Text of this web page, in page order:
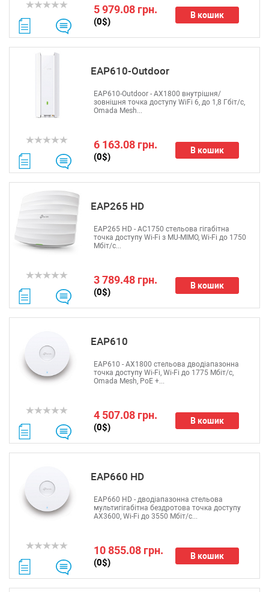
5 979.08 грн.
(0$)
В кошик
EAP610-Outdoor
6 163.08 грн.
(0$)
В кошик
EAP610-Outdoor - AX1800 внутрішня/
зовнішня точка доступу WiFi 6, до 1,8 Гбіт/с,
Omada Mesh...
EAP265 HD
3 789.48 грн.
(0$)
В кошик
EAP265 HD - AC1750 стельова гігабітна
точка доступу Wi-Fi з MU-MIMO, Wi-Fi до 1750
Мбіт/с...
EAP610
4 507.08 грн.
(0$)
В кошик
EAP610 - AX1800 стельова дводіапазонна
точка доступу Wi-Fi, Wi-Fi до 1775 Мбіт/с,
Omada Mesh, PoE +...
EAP660 HD
10 855.08 грн.
(0$)
В кошик
EAP660 HD - дводіапазонна стельова
мультигігабітна бездротова точка доступу
AX3600, Wi-Fi до 3550 Мбіт/с...